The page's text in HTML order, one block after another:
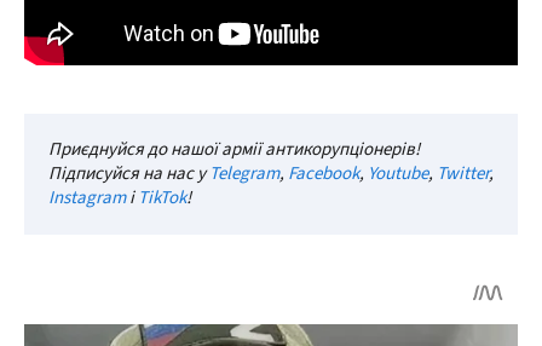
Приєднуйся до нашої армії антикорупціонерів!
Підписуйся на нас уTelegram, Facebook, Youtube, Twitter,
InstagramіTikTok!